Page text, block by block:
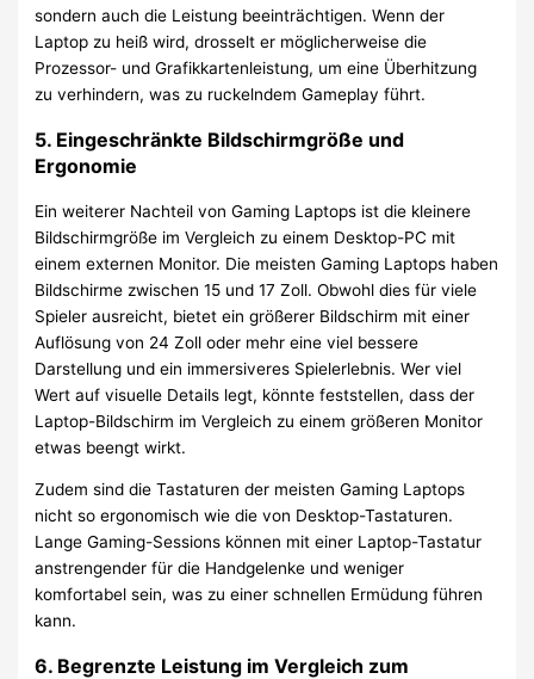
sondern auch die Leistung beeinträchtigen. Wenn der
Laptop zu heiß wird, drosselt er möglicherweise die
Prozessor- und Grafikkartenleistung, um eine Überhitzung
zu verhindern, was zu ruckelndem Gameplay führt.
5. Eingeschränkte Bildschirmgröße und
Ergonomie
Ein weiterer Nachteil von Gaming Laptops ist die kleinere
Bildschirmgröße im Vergleich zu einem Desktop-PC mit
einem externen Monitor. Die meisten Gaming Laptops haben
Bildschirme zwischen 15 und 17 Zoll. Obwohl dies für viele
Spieler ausreicht, bietet ein größerer Bildschirm mit einer
Auflösung von 24 Zoll oder mehr eine viel bessere
Darstellung und ein immersiveres Spielerlebnis. Wer viel
Wert auf visuelle Details legt, könnte feststellen, dass der
Laptop-Bildschirm im Vergleich zu einem größeren Monitor
etwas beengt wirkt.
Zudem sind die Tastaturen der meisten Gaming Laptops
nicht so ergonomisch wie die von Desktop-Tastaturen.
Lange Gaming-Sessions können mit einer Laptop-Tastatur
anstrengender für die Handgelenke und weniger
komfortabel sein, was zu einer schnellen Ermüdung führen
kann.
6. Begrenzte Leistung im Vergleich zum